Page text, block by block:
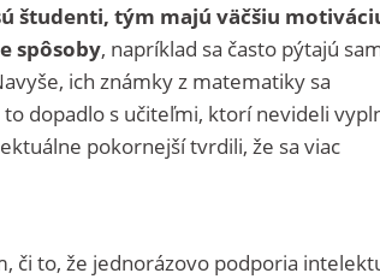
študenti, tým majú väčšiu
spôsoby, napríklad sa často pýtajú
ich známky z matematiky sa
dopadlo s učiteľmi, ktorí nevideli
pokornejší tvrdili, že sa viac
či to, že jednorázovo podporia